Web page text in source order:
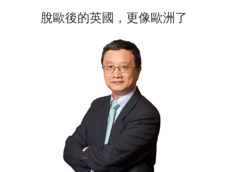
脫歐後的英國，更像歐洲了